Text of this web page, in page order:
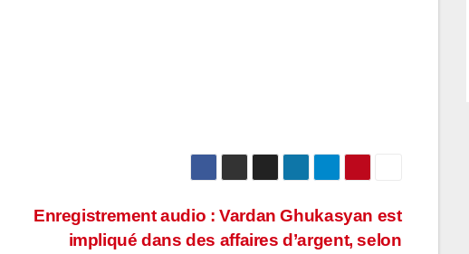
Enregistrement audio : Vardan Ghukasyan est
impliqué dans des affaires d’argent, selon